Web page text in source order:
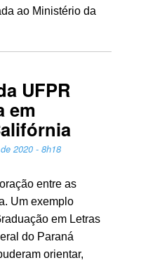
ao Ministério da
UFPR
em
14 de setembro de 2020 - 8h18
entre as
Um exemplo
em Letras
do Paraná
orientar,